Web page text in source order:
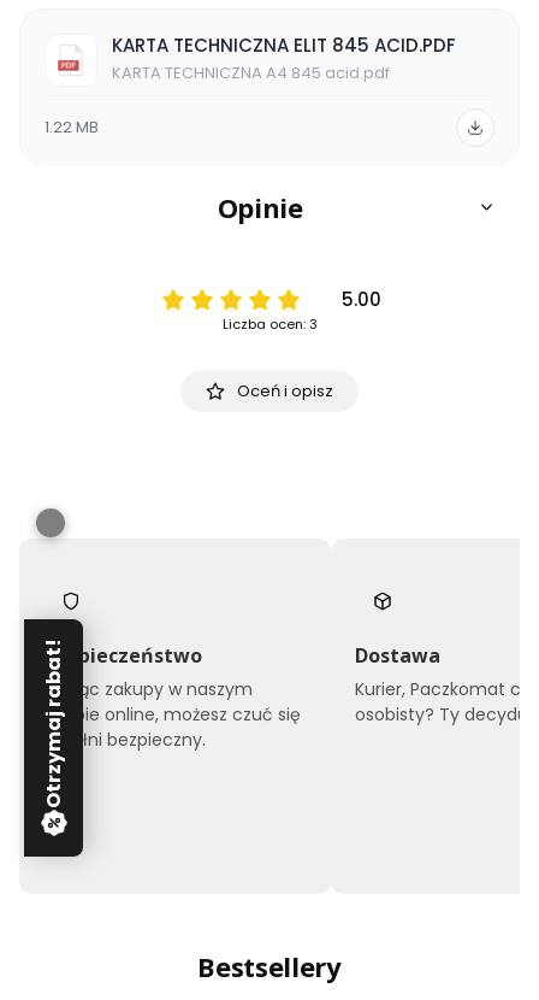
KARTA TECHNICZNA A4 845 acid.pdf
1.22 MB
KARTA TECHNICZNA ELIT 845 ACID.PDF
Opinie
5.00
Liczba ocen: 3
Oceń i opisz
Bezpieczeństwo
Robiąc zakupy w naszym
sklepie online, możesz czuć się
w pełni bezpieczny.
Dostawa
Kurier, Paczkomat
osobisty? Ty
Bestsellery
Otrzymaj rabat!